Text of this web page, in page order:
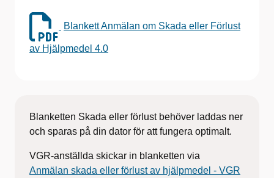
Blankett Anmälan om Skada eller Förlust
av Hjälpmedel 4.0
Blanketten Skada eller förlust behöver laddas ner
och sparas på din dator för att fungera optimalt.
VGR-anställda skickar in blanketten via
Anmälan skada eller förlust av hjälpmedel - VGR